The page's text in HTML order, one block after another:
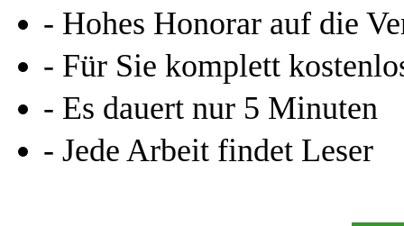
- Hohes Honorar auf die
- Für Sie komplett
- Es dauert nur 5 Minuten
- Jede Arbeit findet Leser